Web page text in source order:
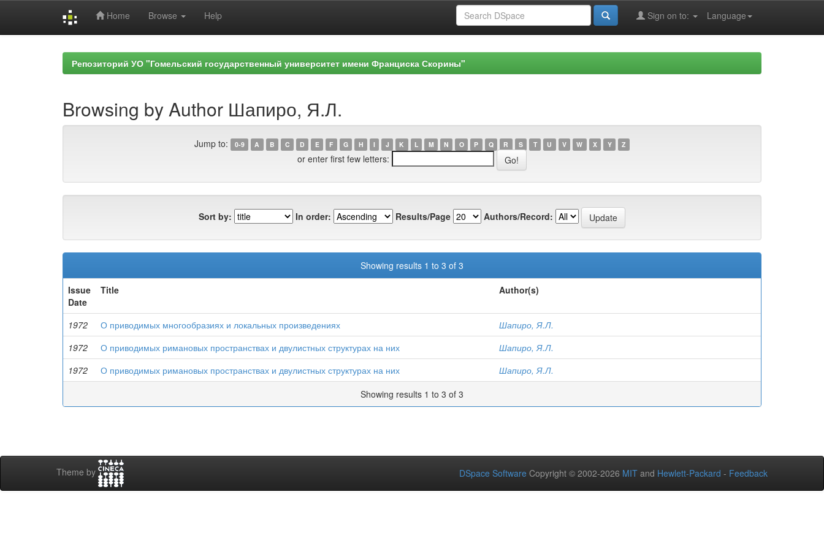
Home Browse Help Language
Sign on to:
Репозиторий УО "Гомельский государственный университет имени Франциска Скорины"
Browsing by Author Шапиро, Я.Л.
Jump to: 0-9 A B C D E F G H I J K L M N O P Q R S T U V W X Y Z
or enter first few letters:
Sort by: In order: Results/Page Authors/Record:
Showing results 1 to 3 of 3
Issue
Date
Title Author(s)
1972 О приводимых многообразиях и локальных произведениях
Шапиро, Я.Л.
1972
О приводимых римановых пространствах и двулистных структурах на них
Шапиро, Я.Л.
1972
О приводимых римановых пространствах и двулистных структурах на них
Шапиро, Я.Л.
Showing results 1 to 3 of 3
Theme by DSpace Software Copyright © 2002-2026 MIT and Hewlett-Packard - Feedback